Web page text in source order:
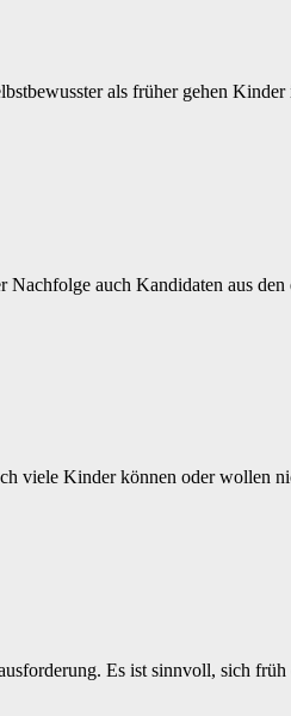
als früher gehen
auch Kandidaten aus
viele Kinder können oder wollen
Es ist sinnvoll, sich